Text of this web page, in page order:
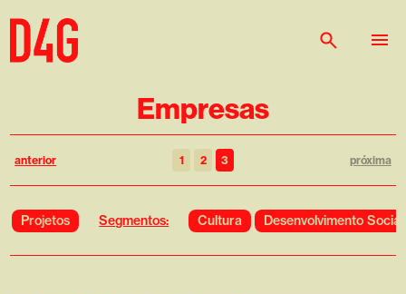
Empresas
anterior 1 2 3 próxima
Projetos Segmentos: Cultura Desenvolvimento Social